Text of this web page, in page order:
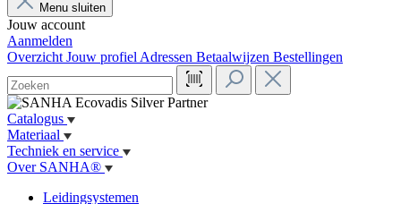
Menu sluiten
Jouw account
Aanmelden
Overzicht Jouw profiel Adressen Betaalwijzen Bestellingen
Catalogus
Materiaal
Techniek en service
Over SANHA®
Leidingsystemen